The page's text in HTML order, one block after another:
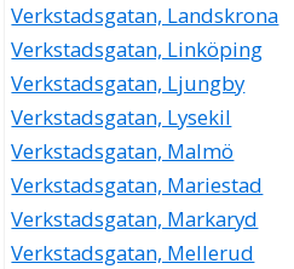
Verkstadsgatan 7, 75323 Uppsala
Uppsala Biltjänst AB
Mohammad Ghazi Mohamad
Verkstadsgatan 7, 75323 Uppsala
Wennmans Bilplåt i Uppsala AB
Bo Krister Wennman
Verkstadsgatan 7, 75323 Uppsala
Verkstadsgatan, Landskrona
Verkstadsgatan, Linköping
Verkstadsgatan, Ljungby
Verkstadsgatan, Lysekil
Verkstadsgatan, Malmö
Verkstadsgatan, Mariestad
Verkstadsgatan, Markaryd
Verkstadsgatan, Mellerud